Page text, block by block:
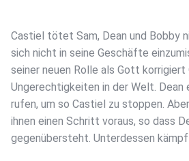
Castiel tötet Sam, Dean und Bobby
sich nicht in seine Geschäfte
seiner neuen Rolle als Gott
Ungerechtigkeiten in der Welt.
rufen, um so Castiel zu stoppen.
ihnen einen Schritt voraus, so dass
gegenübersteht. Unterdessen